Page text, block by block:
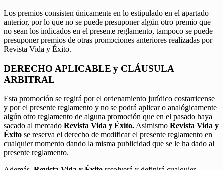
Los premios consisten únicamente en lo estipulado en el apartado
anterior, por lo que no se puede presuponer algún otro premio que
no sean los indicados en el presente reglamento, tampoco se puede
presuponer premios de otras promociones anteriores realizadas por
Revista Vida y Éxito.
DERECHO APLICABLE y CLÁUSULA
ARBITRAL
Esta promoción se regirá por el ordenamiento jurídico costarricense
y por el presente reglamento y no se podrá aplicar o analógicamente
algún otro reglamento de alguna promoción que en el pasado haya
sacado al mercado Revista Vida y Éxito. Asimismo Revista Vida y
Éxito se reserva el derecho de modificar el presente reglamento en
cualquier momento dando la misma publicidad que se le ha dado al
presente reglamento.